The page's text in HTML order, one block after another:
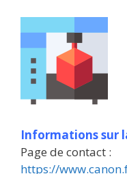
Informations sur
Page de contact :
https://